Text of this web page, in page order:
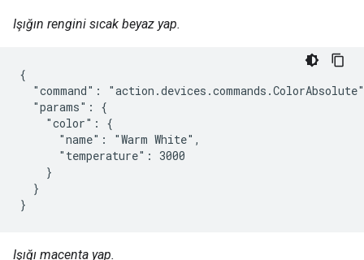
Işığın rengini sıcak beyaz yap.
{
"command":
  "params": {
    "color": {
      "name": "Warm White",
      "temperature": 3000
    }
  }
}
Işığı macenta yap.